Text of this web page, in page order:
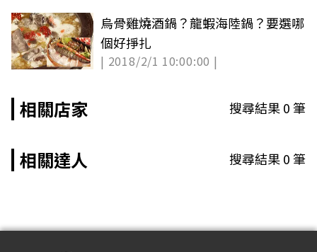
烏骨雞燒酒鍋？龍蝦海陸鍋？要選哪
個好掙扎
| 2018/2/1 10:00:00 |
相關店家 搜尋結果0筆
相關達人 搜尋結果0筆